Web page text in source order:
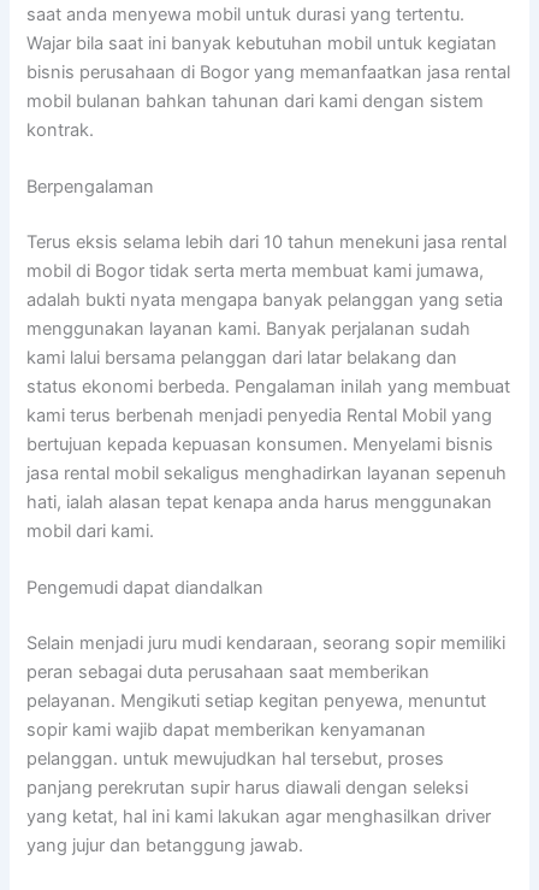
saat anda menyewa mobil untuk durasi yang tertentu.
Wajar bila saat ini banyak kebutuhan mobil untuk kegiatan
bisnis perusahaan di Bogor yang memanfaatkan jasa rental
mobil bulanan bahkan tahunan dari kami dengan sistem
kontrak.
Berpengalaman
Terus eksis selama lebih dari 10 tahun menekuni jasa rental
mobil di Bogor tidak serta merta membuat kami jumawa,
adalah bukti nyata mengapa banyak pelanggan yang setia
menggunakan layanan kami. Banyak perjalanan sudah
kami lalui bersama pelanggan dari latar belakang dan
status ekonomi berbeda. Pengalaman inilah yang membuat
kami terus berbenah menjadi penyedia Rental Mobil yang
bertujuan kepada kepuasan konsumen. Menyelami bisnis
jasa rental mobil sekaligus menghadirkan layanan sepenuh
hati, ialah alasan tepat kenapa anda harus menggunakan
mobil dari kami.
Pengemudi dapat diandalkan
Selain menjadi juru mudi kendaraan, seorang sopir memiliki
peran sebagai duta perusahaan saat memberikan
pelayanan. Mengikuti setiap kegitan penyewa, menuntut
sopir kami wajib dapat memberikan kenyamanan
pelanggan. untuk mewujudkan hal tersebut, proses
panjang perekrutan supir harus diawali dengan seleksi
yang ketat, hal ini kami lakukan agar menghasilkan driver
yang jujur dan betanggung jawab.